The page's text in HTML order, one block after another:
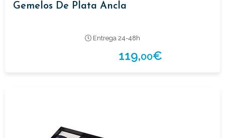
Gemelos De Plata Ancla
Entrega 24-48h
119,00€